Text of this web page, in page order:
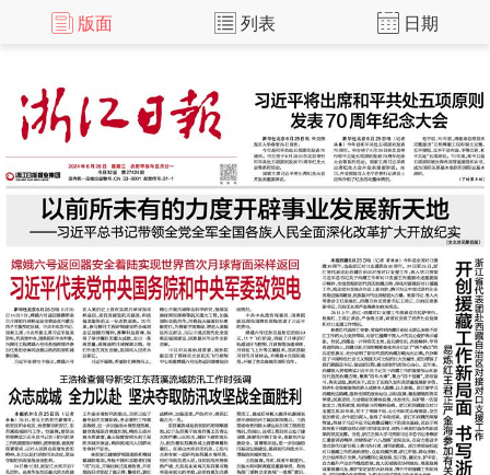
版面 列表 日期